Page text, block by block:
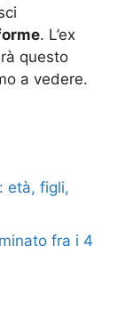
. L’ex
questo
a vedere.
età, figli,
fra i 4